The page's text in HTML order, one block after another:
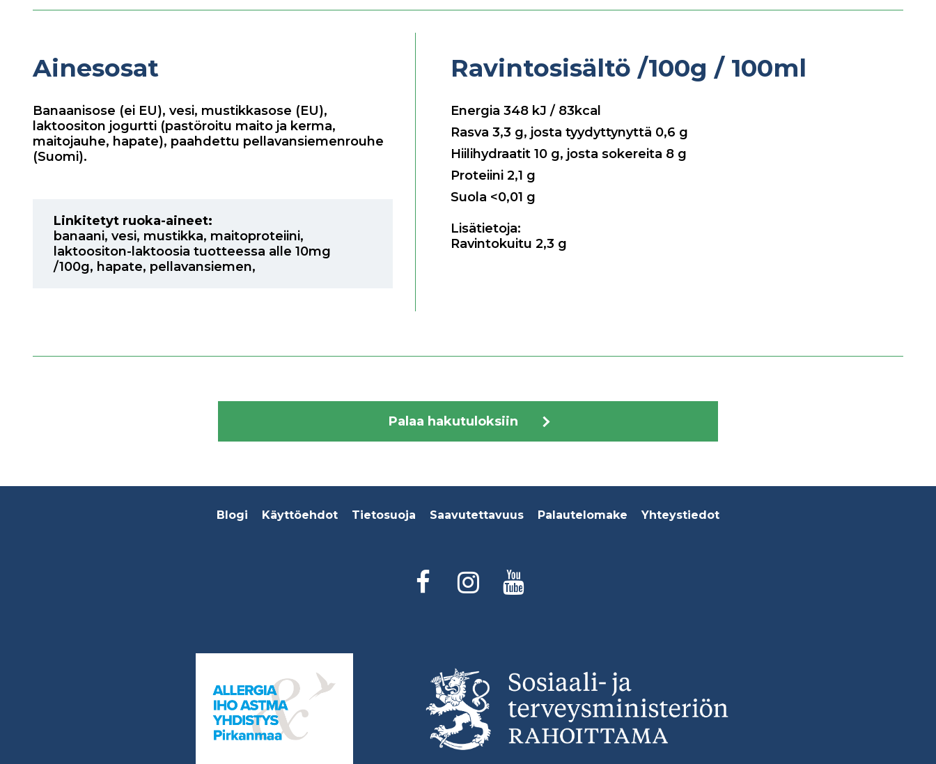
Ainesosat
Banaanisose (ei EU), vesi, mustikkasose (EU),
laktoositon jogurtti (pastöroitu maito ja kerma,
maitojauhe, hapate), paahdettu pellavansiemenrouhe
(Suomi).
Linkitetyt ruoka-aineet:
banaani, vesi, mustikka, maitoproteiini,
laktoositon-laktoosia tuotteessa alle 10mg
/100g, hapate, pellavansiemen,
Ravintosisältö /100g / 100ml
Energia 348kJ / 83kcal
Rasva 3,3 g, josta tyydyttynyttä 0,6 g
Hiilihydraatit 10g, josta sokereita 8g
Proteiini 2,1 g
Suola <0,01 g
Lisätietoja:
Ravintokuitu 2,3 g
Palaa hakutuloksiin
Blogi Käyttöehdot Tietosuoja Saavutettavuus Palautelomake Yhteystiedot